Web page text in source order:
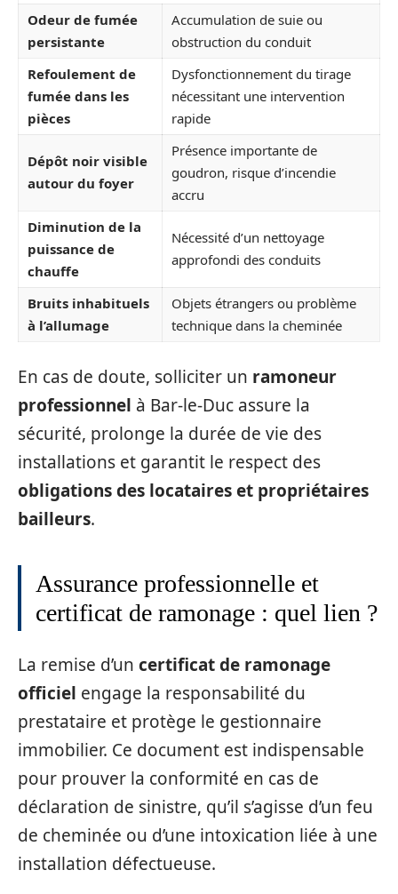
Odeur de fumée
persistante
Accumulation de suie ou
obstruction du conduit
Refoulement de
fumée dans les
pièces
Dysfonctionnement du tirage
nécessitant une intervention
rapide
Dépôt noir visible
autour du foyer
Présence importante de
goudron, risque d’incendie
accru
Diminution de la
puissance de
chauffe
Nécessité d’un nettoyage
approfondi des conduits
Bruits inhabituels
à l’allumage
Objets étrangers ou problème
technique dans la cheminée
En cas de doute, solliciter un ramoneur
professionnel à Bar-le-Duc assure la
sécurité, prolonge la durée de vie des
installations et garantit le respect des
obligations des locataires et propriétaires
bailleurs.
Assurance professionnelle et
certificat de ramonage : quel lien ?
La remise d’un certificat de ramonage
officiel engage la responsabilité du
prestataire et protège le gestionnaire
immobilier. Ce document est indispensable
pour prouver la conformité en cas de
déclaration de sinistre, qu’il s’agisse d’un feu
de cheminée ou d’une intoxication liée à une
installation défectueuse.